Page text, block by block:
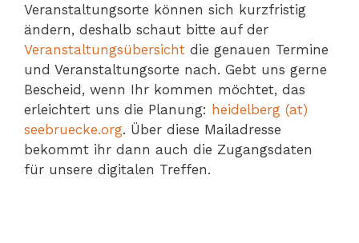
Veranstaltungsorte können sich kurzfristig
ändern, deshalb schaut bitte auf der
Veranstaltungsübersicht die genauen Termine
und Veranstaltungsorte nach. Gebt uns gerne
Bescheid, wenn Ihr kommen möchtet, das
erleichtert uns die Planung: heidelberg (at)
seebruecke.org. Über diese Mailadresse
bekommt ihr dann auch die Zugangsdaten
für unsere digitalen Treffen.